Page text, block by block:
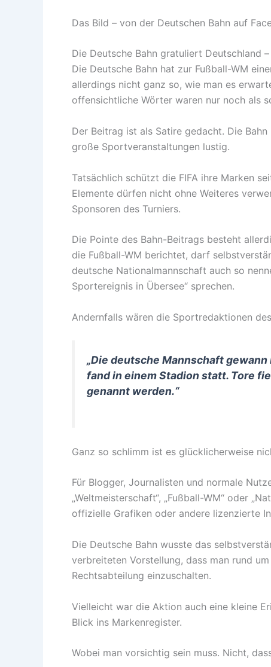
Das Bild – von der Deutschen Bahn auf
Die Deutsche Bahn gratuliert Deutschland
Die Deutsche Bahn hat zur Fußball-WM
allerdings nicht ganz so, wie man es
offensichtliche Wörter waren nur noch als
Der Beitrag ist als Satire gedacht. Die
große Sportveranstaltungen lustig.
Tatsächlich schützt die FIFA ihre Marken
Elemente dürfen nicht ohne Weiteres
Sponsoren des Turniers.
Die Pointe des Bahn-Beitrags besteht
die Fußball-WM berichtet, darf
deutsche Nationalmannschaft auch so
Sportereignis in Übersee“ sprechen.
Andernfalls wären die Sportredaktionen
„Die deutsche Mannschaft
fand in einem Stadion statt. Tore
genannt werden.“
Ganz so schlimm ist es glücklicherweise
Für Blogger, Journalisten und normale
„Weltmeisterschaft“, „Fußball-WM“ oder
offizielle Grafiken oder andere lizenzierte
Die Deutsche Bahn wusste das
verbreiteten Vorstellung, dass man rund
Rechtsabteilung einzuschalten.
Vielleicht war die Aktion auch eine kleine
Blick ins Markenregister.
Wobei man vorsichtig sein muss. Nicht,